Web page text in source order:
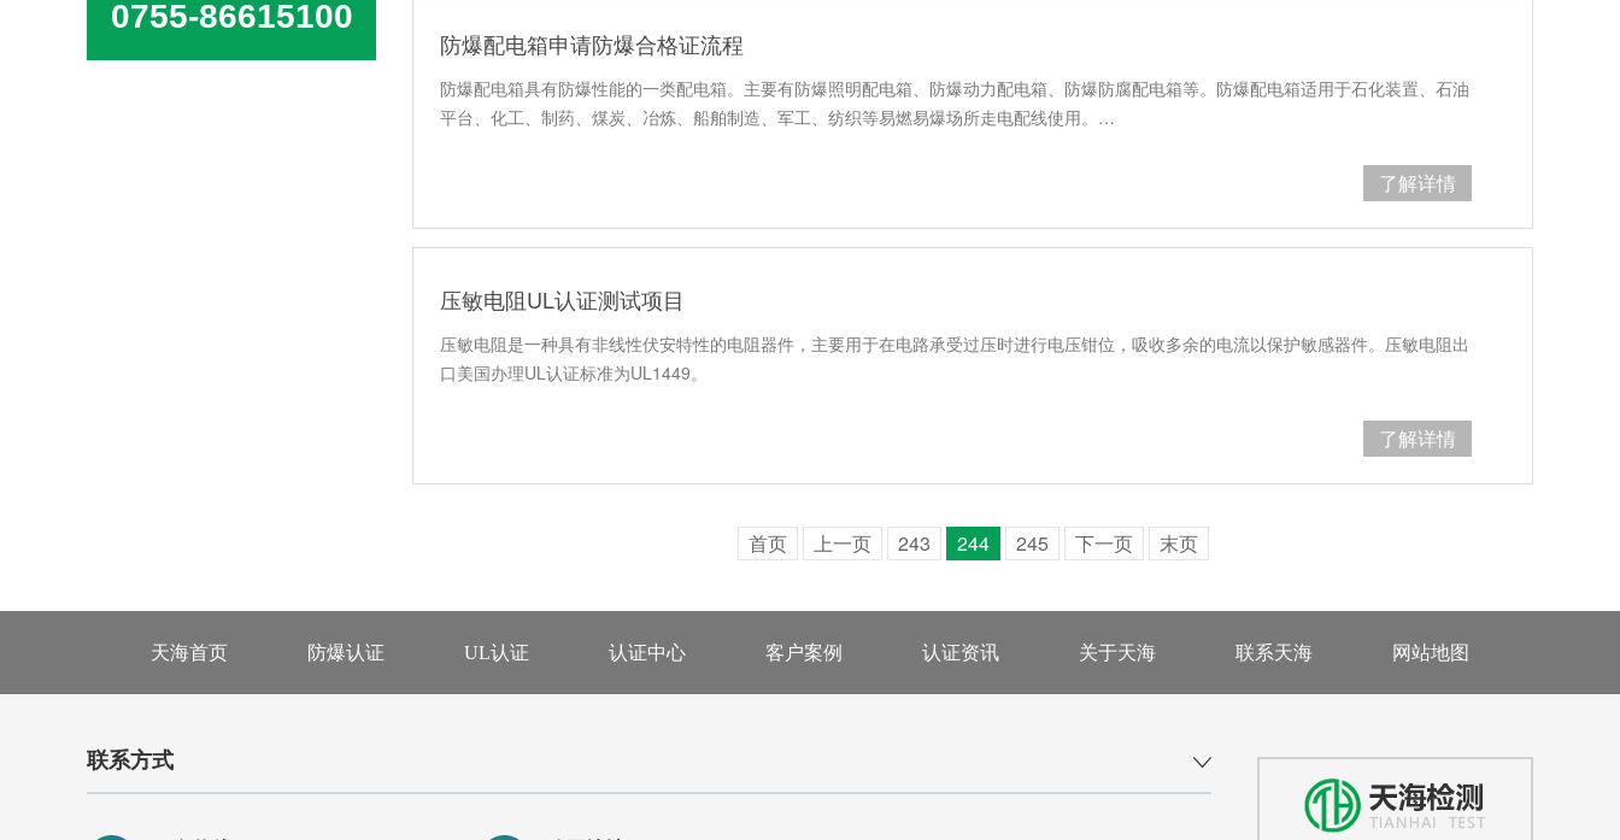
防爆配电箱申请防爆合格证流程
防爆配电箱具有防爆性能的一类配电箱。主要有防爆照明配电箱、防爆动力配电箱、防爆防腐配电箱等。防爆配电箱适用于石化装置、石油
平台、化工、制药、煤炭、冶炼、船舶制造、军工、纺织等易燃易爆场所走电配线使用。…
了解详情
压敏电阻UL认证测试项目
压敏电阻是一种具有非线性伏安特性的电阻器件，主要用于在电路承受过压时进行电压钳位，吸收多余的电流以保护敏感器件。压敏电阻出
口美国办理UL认证标准为UL1449。
了解详情
首页 上一页 243 244 245 下一页 末页
0755-86615100
天海首页 防爆认证 UL认证 认证中心 客户案例 认证资讯 关于天海 联系天海 网站地图
联系方式